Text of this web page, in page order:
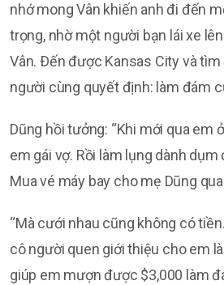
nhớ mong Vân khiến anh đi đến
trọng, nhờ một người bạn lái xe
Vân. Ðến được Kansas City và tìm
người cùng quyết định: làm đám
Dũng hồi tưởng: “Khi mới qua em
em gái vợ. Rồi làm lụng dành
Mua vé máy bay cho mẹ Dũng
“Mà cưới nhau cũng không có
cô người quen giới thiệu cho em
giúp em mượn được $3,000 làm